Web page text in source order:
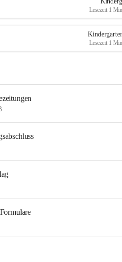
Lesezeit 1
Lesezeit 1